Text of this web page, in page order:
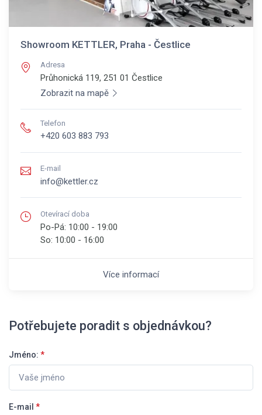
Showroom KETTLER, Praha - Čestlice
Adresa
Průhonická 119, 251 01 Čestlice
Zobrazit na mapě
Telefon
+420 603 883 793
E-mail
info@kettler.cz
Otevírací doba
Po-Pá: 10:00 - 19:00
So: 10:00 - 16:00
Více informací
Potřebujete poradit s objednávkou?
Jméno: *
E-mail *